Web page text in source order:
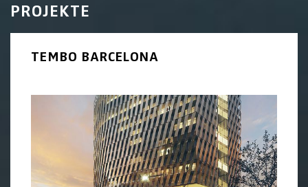
PROJEKTE
TEMBO BARCELONA